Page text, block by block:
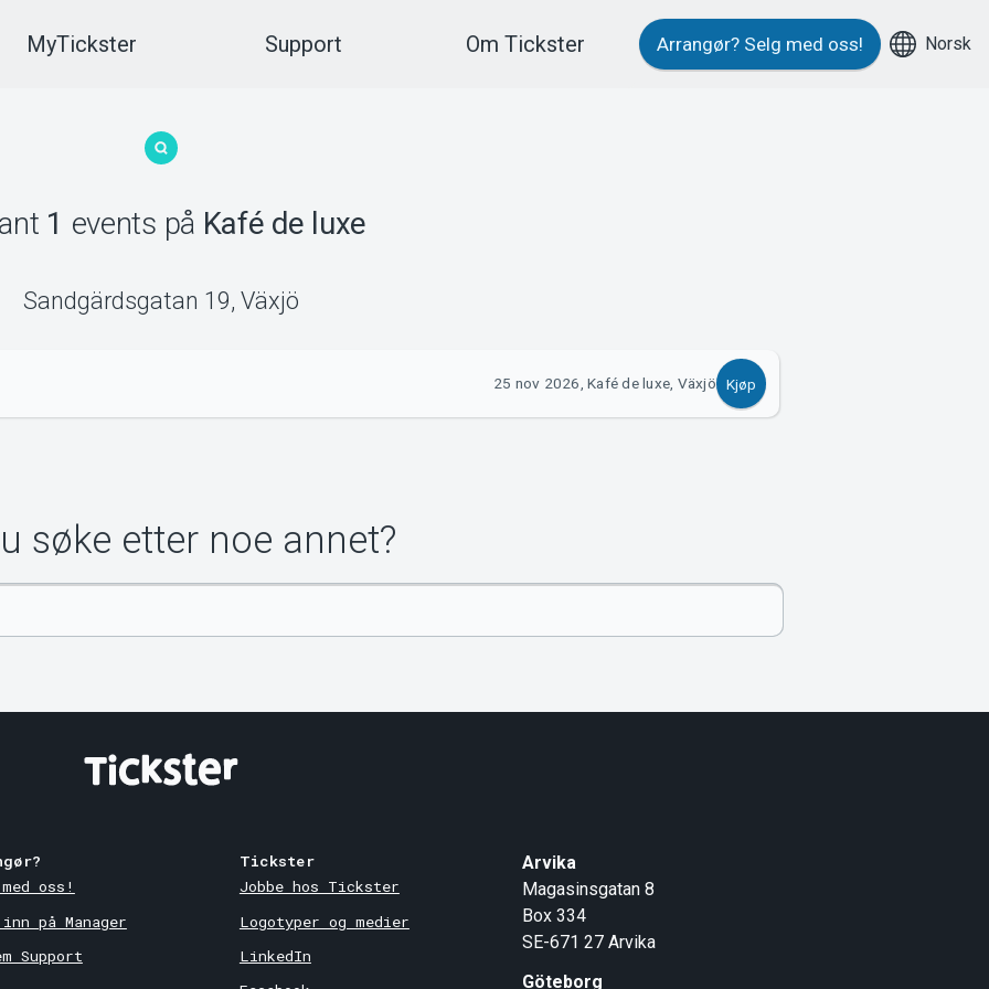
MyTickster Support Om Tickster Arrangør? Selg med oss! Norsk
1 events på Kafé de luxe
Sandgärdsgatan 19,Växjö
25 nov 2026, Kafé de luxe, Växjö Kjøp
søke etter noe annet?
oss!
på Manager
Support
Tickster
Jobbe hos Tickster
Logotyper og medier
LinkedIn
Arvika
Magasinsgatan 8
Box 334
SE-671 27 Arvika
Göteborg